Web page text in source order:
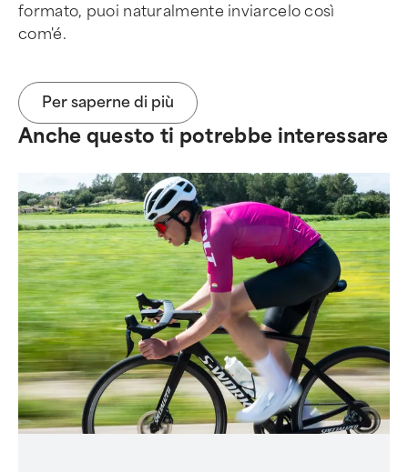
formato, puoi naturalmente inviarcelo così
com'é.
Per saperne di più
Anche questo ti potrebbe interessare